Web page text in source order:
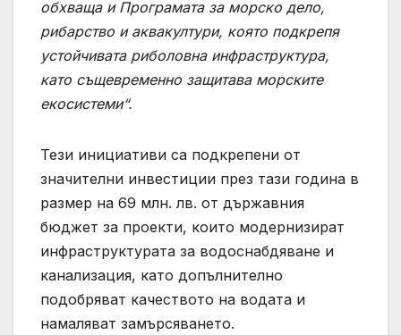
обхваща и Програмата за морско дело,
рибарство и аквакултури, която подкрепя
устойчивата риболовна инфраструктура,
като същевременно защитава морските
екосистеми“.
Тези инициативи са подкрепени от
значителни инвестиции през тази година в
размер на 69 млн. лв. от държавния
бюджет за проекти, които модернизират
инфраструктурата за водоснабдяване и
канализация, като допълнително
подобряват качеството на водата и
намаляват замърсяването.